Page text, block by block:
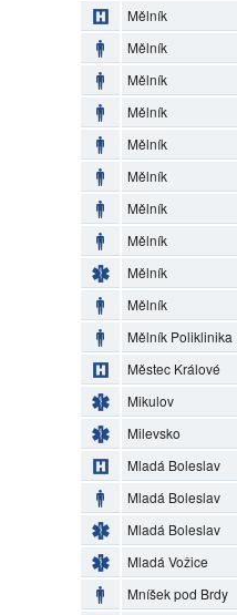
Mělník
Mělník
Mělník
Mělník
Mělník
Mělník
Mělník
Mělník
Mělník
Mělník
Mělník Poliklinika
Městec Králové
Mikulov
Milevsko
Mladá Boleslav
Mladá Boleslav
Mladá Boleslav
Mladá Vožice
Mníšek pod Brdy